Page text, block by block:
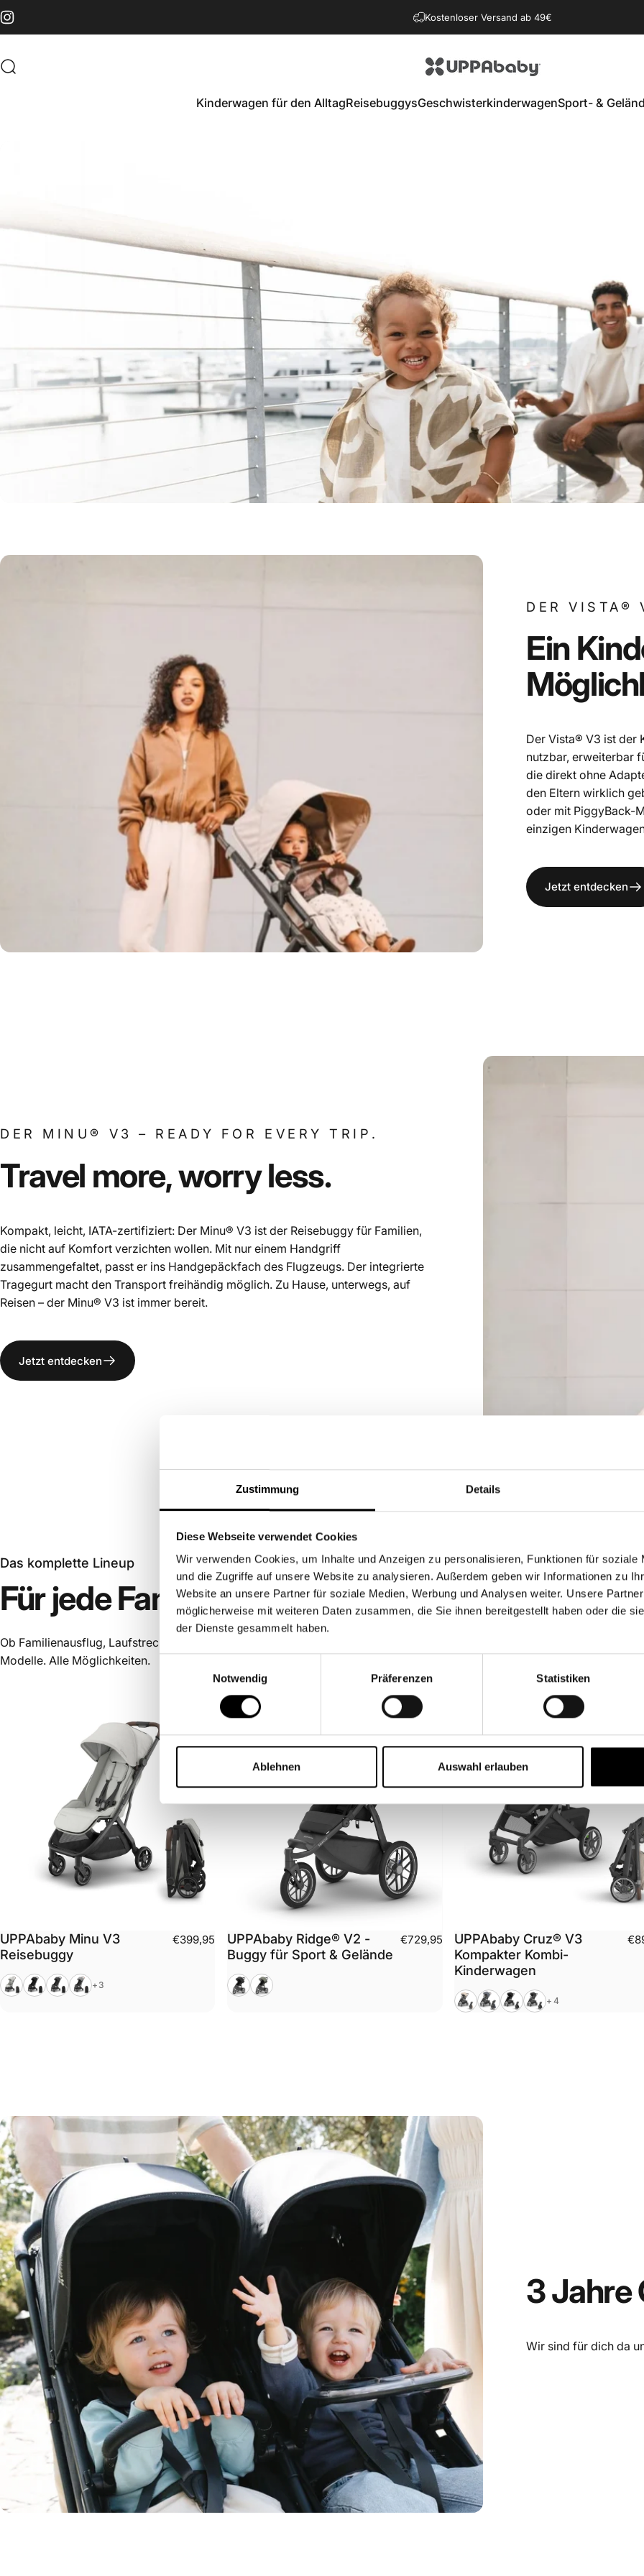
Zustimmung Details
Diese Webseite verwendet Cookies
Wir verwenden Cookies, um Inhalte und Anzeigen zu personalisieren, Funktionen für soziale
und die Zugriffe auf unsere Website zu analysieren. Außerdem geben wir Informationen zu
Website an unsere Partner für soziale Medien, Werbung und Analysen weiter. Unsere
möglicherweise mit weiteren Daten zusammen, die Sie ihnen bereitgestellt haben oder die
der Dienste gesammelt haben.
Notwendig
Präferenzen Statistiken
Ablehnen Auswahl erlauben
Direkt zum Inhalt
Kostenloser Versand ab 49€
Suche UPPAbaby
Kinderwagen für den AlltagReisebuggysGeschwisterkinderwagenSport- &
Parenthood.Understood.
DER VISTA®
Ein
Der Vista® V3 ist der
nutzbar, erweiterbar
die direkt ohne
den Eltern wirklich
oder mit PiggyBack-
einzigen
Jetzt entdecken
DER MINU® V3 – READY FOR EVERY TRIP.
Travel more,worryless.
Kompakt, leicht, IATA-zertifiziert: Der Minu® V3 ist der Reisebuggy für Familien,
die nicht auf Komfort verzichten wollen. Mit nur einem Handgriff
zusammengefaltet, passt er ins Handgepäckfach des Flugzeugs. Der integrierte
Tragegurt macht den Transport freihändig möglich. Zu Hause, unterwegs, auf
Reisen – der Minu® V3 ist immer bereit.
Jetzt entdecken
Das komplette Lineup
Für jedeFamiliederrichtigeKinderwagen
Ob Familienausflug, Laufstrecke oder Städtetrip – UPPAbaby hat den Kinderwagen, der zu deinem Leben passt. Alle
Modelle. Alle Möglichkeiten.
UPPAbaby Minu V3
Reisebuggy
€399,95
Savannah (Pearl Gray Jacquard)
James (Black)
Jake (Charcoal)
Greyson (Charcoal Mélange)
+3
UPPAbaby Ridge® V2 -
Buggy für Sport & Gelände
€729,95
James (Black)
Evelyn (Meadow Green)
UPPAbaby Cruz® V3
Kompakter Kombi-
Kinderwagen
Liam (Oat Mélange)
Julian (Dusty Blue Mélange)
James (Black)
Jake (Charcoal)
+4
3Jahre
Wir sind für dich da